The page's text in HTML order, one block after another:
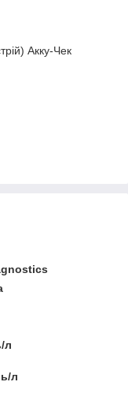
Акку-Чек
л
л